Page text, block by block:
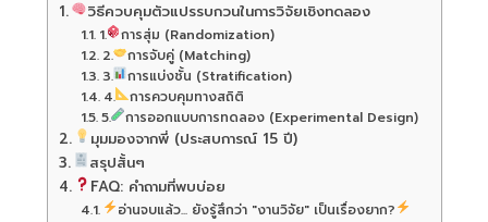
วิธีควบคุมตัวแปรรบกวนในการวิจัยเชิงทดลอง
1.
การสุ่ม (Randomization)
2.
การจับคู่ (Matching)
3.
การแบ่งชั้น (Stratification)
4.
การควบคุมทางสถิติ
5.
การออกแบบการทดลอง (Experimental Design)
มุมมองจากพี่ (ประสบการณ์ 15 ปี)
สรุปสั้นๆ
FAQ: คำถามที่พบบ่อย
อ่านจบแล้ว... ยังรู้สึกว่า "งานวิจัย" เป็นเรื่องยาก?